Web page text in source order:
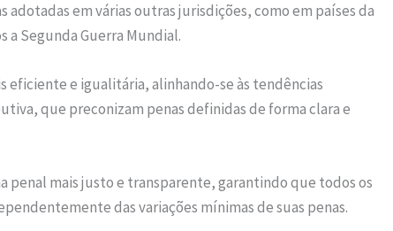
em várias outras jurisdições, como em países da
a Segunda Guerra Mundial.
eficiente e igualitária, alinhando-se às tendências
que preconizam penas definidas de forma clara e
penal mais justo e transparente, garantindo que todos os
das variações mínimas de suas penas.